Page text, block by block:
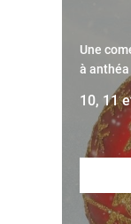
Une
à anthéa
10, 11